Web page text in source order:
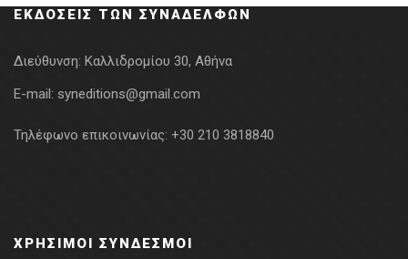
ΕΚΔΌΣΕΙΣ ΤΩΝ ΣΥΝΑΔΈΛΦΩΝ
Διεύθυνση: Καλλιδρομίου 30, Αθήνα
E-mail: syneditions@gmail.com
Τηλέφωνο επικοινωνίας: +30 210 3818840
ΧΡΉΣΙΜΟΙ ΣΎΝΔΕΣΜΟΙ